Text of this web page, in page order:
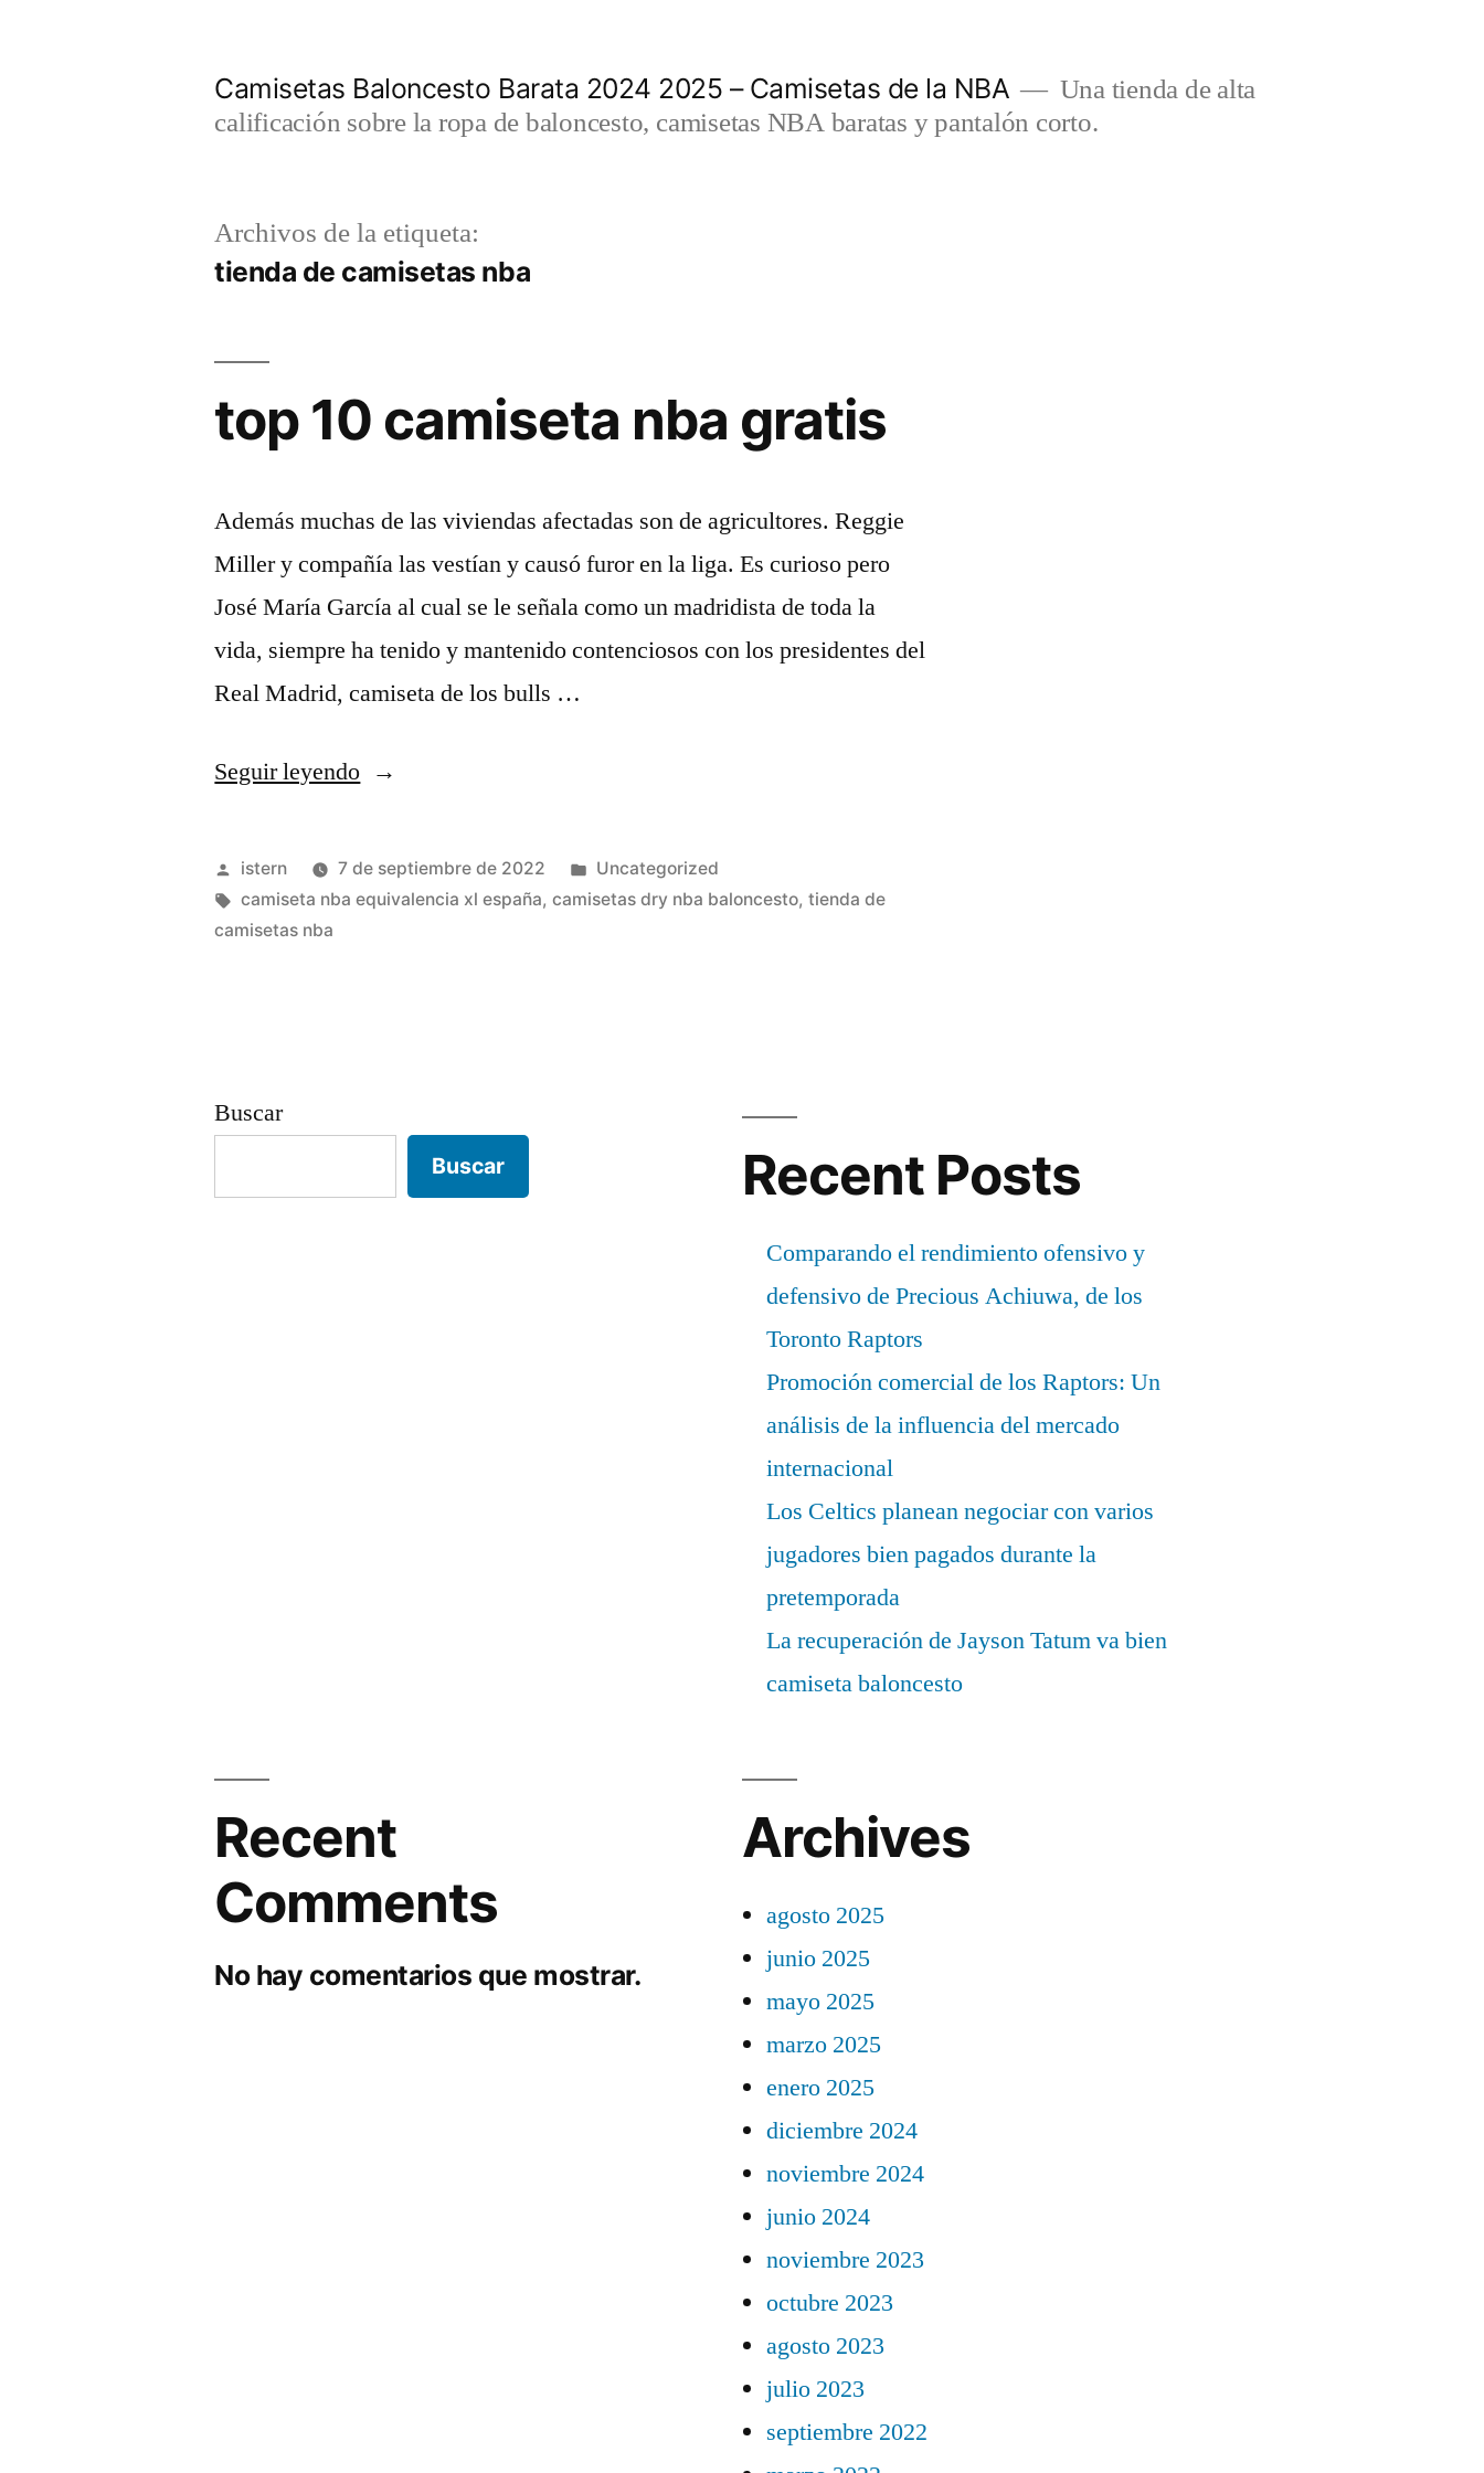
Camisetas Baloncesto Barata 2024 2025 – Camisetas de la NBA
Una tienda de alta
calificación sobre la ropa de baloncesto, camisetas NBA baratas y pantalón corto.
Archivos de la etiqueta:
tienda de camisetas nba
top 10 camiseta nba gratis
Además muchas de las viviendas afectadas son de agricultores. Reggie
Miller y compañía las vestían y causó furor en la liga. Es curioso pero
José María García al cual se le señala como un madridista de toda la
vida, siempre ha tenido y mantenido contenciosos con los presidentes del
Real Madrid, camiseta de los bulls …
Seguir leyendo«top
camiseta
nba
Publicado
por
istern 7 de septiembre de 2022
Publicado
en
Uncategorized
Etiquetas:
camiseta nba equivalencia xl españa,camisetas dry nba baloncesto,tienda de
camisetas nba
Buscar
Buscar Recent Posts
Comparando el rendimiento ofensivo y
defensivo de Precious Achiuwa, de los
Toronto Raptors
Promoción comercial de los Raptors: Un
análisis de la influencia del mercado
internacional
Los Celtics planean negociar con varios
jugadores bien pagados durante la
pretemporada
La recuperación de Jayson Tatum va bien
camiseta baloncesto
Recent
Comments
No hay comentarios que mostrar.
Archives
agosto 2025
junio 2025
mayo 2025
marzo 2025
enero 2025
diciembre 2024
noviembre 2024
junio 2024
noviembre 2023
octubre 2023
agosto 2023
julio 2023
septiembre 2022